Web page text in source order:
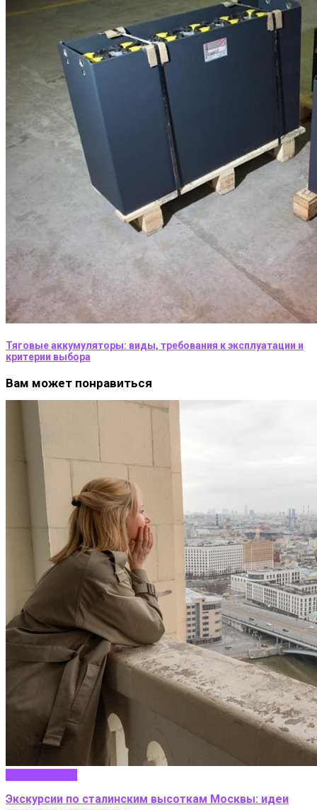
Тяговые аккумуляторы: виды, требования к эксплуатации и
критерии выбора
Вам может понравиться
Экскурсии по сталинским высоткам Москвы: идеи